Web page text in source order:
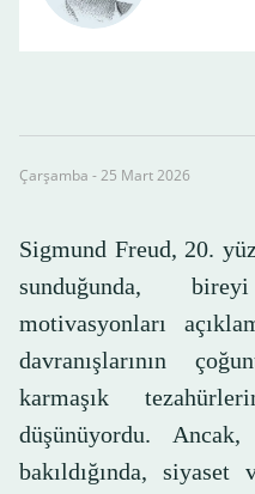
Çarşamba - 25 Mart 2026
Sigmund Freud, 20.
sunduğunda,
motivasyonları
davranışlarının
karmaşık
düşünüyordu.
bakıldığında,